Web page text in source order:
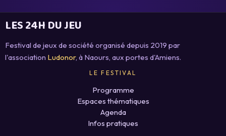
LES 24H DU JEU
Festival de jeux de société organisé depuis 2019 par
l'association Ludonor, à Naours, aux portes d'Amiens.
LE FESTIVAL
Programme
Espaces thématiques
Agenda
Infos pratiques